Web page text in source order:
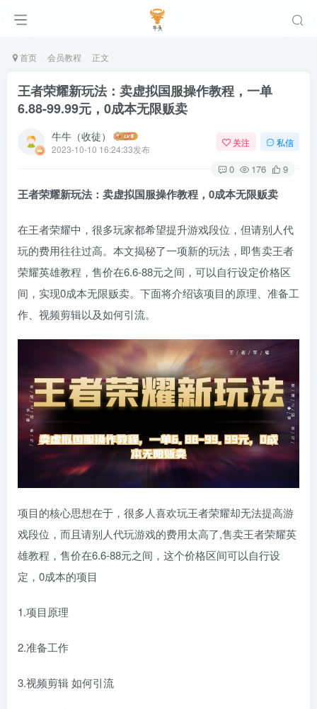
首页 会员教程 正文
王者荣耀新玩法：卖虚拟国服操作教程，一单
6.88-99.99元，0成本无限贩卖
牛牛（收徒）
2023-10-10 16:24:33发布
关注 私信
0 176 9
王者荣耀新玩法：卖虚拟国服操作教程，0成本无限贩卖
在王者荣耀中，很多玩家都希望提升游戏段位，但请别人代
玩的费用往往过高。本文揭秘了一项新的玩法，即售卖王者
荣耀英雄教程，售价在6.6-88元之间，可以自行设定价格区
间，实现0成本无限贩卖。下面将介绍该项目的原理、准备工
作、视频剪辑以及如何引流。
项目的核心思想在于，很多人喜欢玩王者荣耀却无法提高游
戏段位，而且请别人代玩游戏的费用太高了,售卖王者荣耀英
雄教程，售价在6.6-88元之间，这个价格区间可以自行设
定，0成本的项目
1.项目原理
2.准备工作
3.视频剪辑 如何引流